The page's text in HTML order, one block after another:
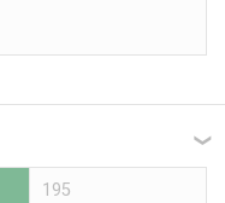
❮
195